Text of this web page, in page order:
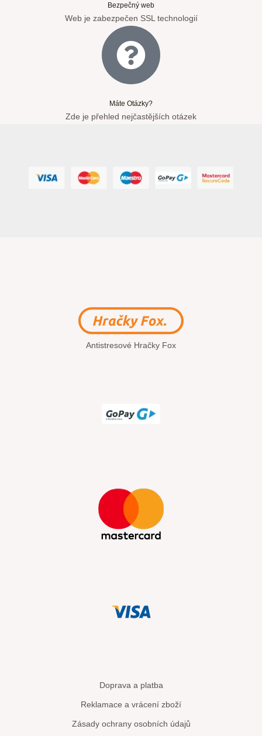
Bezpečný web
Web je zabezpečen SSL technologií
Máte Otázky?
Zde je přehled nejčastějších otázek
Antistresové Hračky Fox
Doprava a platba
Reklamace a vrácení zboží
Zásady ochrany osobních údajů